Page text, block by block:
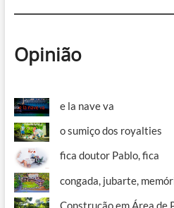
Opinião
e la nave va
o sumiço dos royalties
fica doutor Pablo, fica
congada, jubarte,
Construção em Área de